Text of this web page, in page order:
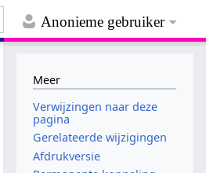
Anonieme gebruiker
Meer
Verwijzingen naar deze
pagina
Gerelateerde wijzigingen
Afdrukversie